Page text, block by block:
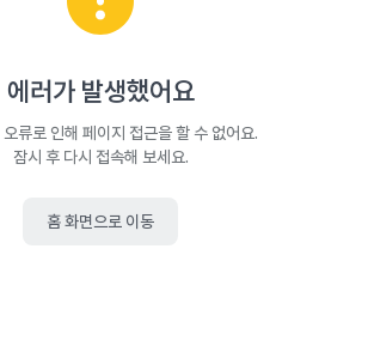
에러가 발생했어요
류로 인해 페이지 접근을 할 수 없어요.
잠시 후 다시 접속해 보세요.
홈 화면으로 이동